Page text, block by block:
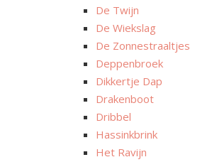
De Twijn
De Wiekslag
De Zonnestraaltjes
Deppenbroek
Dikkertje Dap
Drakenboot
Dribbel
Hassinkbrink
Het Ravijn